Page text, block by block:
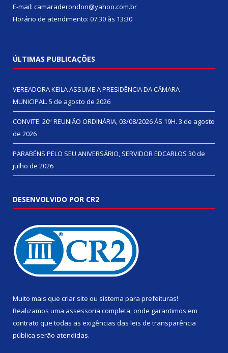
E-mail: camaraderondon@yahoo.com.br
Horário de atendimento: 07:30 às 13:30
ÚLTIMAS PUBLICAÇÕES
VEREADORA KEILA ASSUME A PRESIDÊNCIA DA CÂMARA
MUNICIPAL. 5 de agosto de 2026
CONVITE: 20ª REUNIÃO ORDINÁRIA, 03/08/2026 ÀS 19H. 3 de agosto
de 2026
PARABÉNS PELO SEU ANIVERSÁRIO, SERVIDOR EDCARLOS 30 de
julho de 2026
DESENVOLVIDO POR CR2
Muito mais que criar site ou sistema para prefeituras!
Realizamos uma assessoria completa, onde garantimos em
contrato que todas as exigências das leis de transparência
pública serão atendidas.